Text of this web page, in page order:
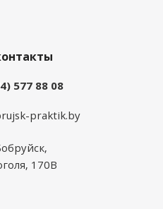
577 88 08
praktik.by
170В